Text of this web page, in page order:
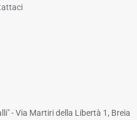
- Via Martiri della Libertà 1, Breia